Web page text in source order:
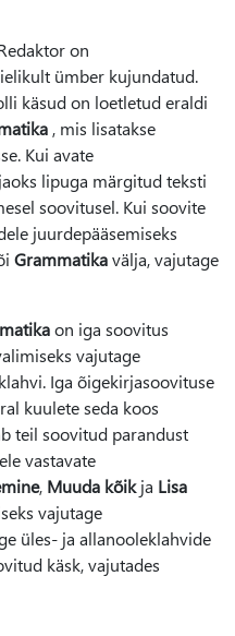
on
ümber kujundatud.
käsud on loetletud eraldi
, mis lisatakse
Kui avate
lipuga märgitud teksti
soovitusel. Kui soovite
juurdepääsemiseks
Grammatikavälja, vajutage
on iga soovitus
vajutage
Iga õigekirjasoovituse
kuulete seda koos
teil soovitud parandust
vastavate
, Muuda kõikja Lisa
vajutage
üles- ja allanooleklahvide
käsk, vajutades